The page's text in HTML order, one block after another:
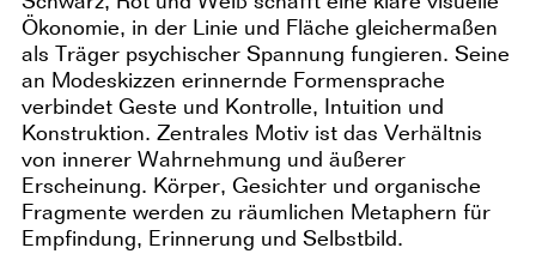
Ökonomie, in der Linie und Fläche gleichermaßen
als Träger psychischer Spannung fungieren. Seine
an Modeskizzen erinnernde Formensprache
verbindet Geste und Kontrolle, Intuition und
Konstruktion. Zentrales Motiv ist das Verhältnis
von innerer Wahrnehmung und äußerer
Erscheinung. Körper, Gesichter und organische
Fragmente werden zu räumlichen Metaphern für
Empfindung, Erinnerung und Selbstbild.